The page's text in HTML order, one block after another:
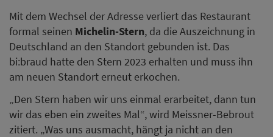
Mit dem Wechsel der Adresse verliert das Restaurant
formal seinen Michelin-Stern, da die Auszeichnung in
Deutschland an den Standort gebunden ist. Das
bi:braud hatte den Stern 2023 erhalten und muss ihn
am neuen Standort erneut erkochen.
„Den Stern haben wir uns einmal erarbeitet, dann tun
wir das eben ein zweites Mal“, wird Meissner-Bebrout
zitiert. „Was uns ausmacht, hängt ja nicht an den